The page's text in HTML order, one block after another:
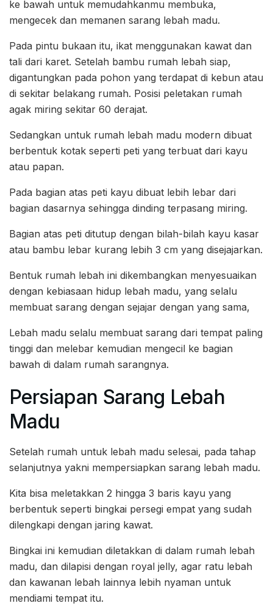
ke bawah untuk memudahkanmu membuka,
mengecek dan memanen sarang lebah madu.
Pada pintu bukaan itu, ikat menggunakan kawat dan
tali dari karet. Setelah bambu rumah lebah siap,
digantungkan pada pohon yang terdapat di kebun atau
di sekitar belakang rumah. Posisi peletakan rumah
agak miring sekitar 60 derajat.
Sedangkan untuk rumah lebah madu modern dibuat
berbentuk kotak seperti peti yang terbuat dari kayu
atau papan.
Pada bagian atas peti kayu dibuat lebih lebar dari
bagian dasarnya sehingga dinding terpasang miring.
Bagian atas peti ditutup dengan bilah-bilah kayu kasar
atau bambu lebar kurang lebih 3 cm yang disejajarkan.
Bentuk rumah lebah ini dikembangkan menyesuaikan
dengan kebiasaan hidup lebah madu, yang selalu
membuat sarang dengan sejajar dengan yang sama,
Lebah madu selalu membuat sarang dari tempat paling
tinggi dan melebar kemudian mengecil ke bagian
bawah di dalam rumah sarangnya.
Persiapan Sarang Lebah
Madu
Setelah rumah untuk lebah madu selesai, pada tahap
selanjutnya yakni mempersiapkan sarang lebah madu.
Kita bisa meletakkan 2 hingga 3 baris kayu yang
berbentuk seperti bingkai persegi empat yang sudah
dilengkapi dengan jaring kawat.
Bingkai ini kemudian diletakkan di dalam rumah lebah
madu, dan dilapisi dengan royal jelly, agar ratu lebah
dan kawanan lebah lainnya lebih nyaman untuk
mendiami tempat itu.